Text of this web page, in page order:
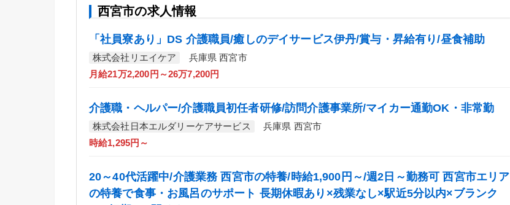
西宮市の求人情報
「社員寮あり」DS 介護職員/癒しのデイサービス伊丹/賞与・昇給有り/昼食補助
株式会社リエイケア
兵庫県 西宮市
月給21万2,200円～26万7,200円
介護職・ヘルパー/介護職員初任者研修/訪問介護事業所/マイカー通勤OK・非常勤
株式会社日本エルダリーケアサービス
兵庫県 西宮市
時給1,295円～
20～40代活躍中/介護業務 西宮市の特養/時給1,900円～/週2日～勤務可 西宮市エリア
の特養で食事・お風呂のサポート 長期休暇あり×残業なし×駅近5分以内×ブランク